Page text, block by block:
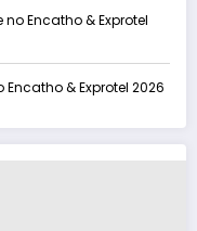
Encatho & Exprotel
& Exprotel 2026